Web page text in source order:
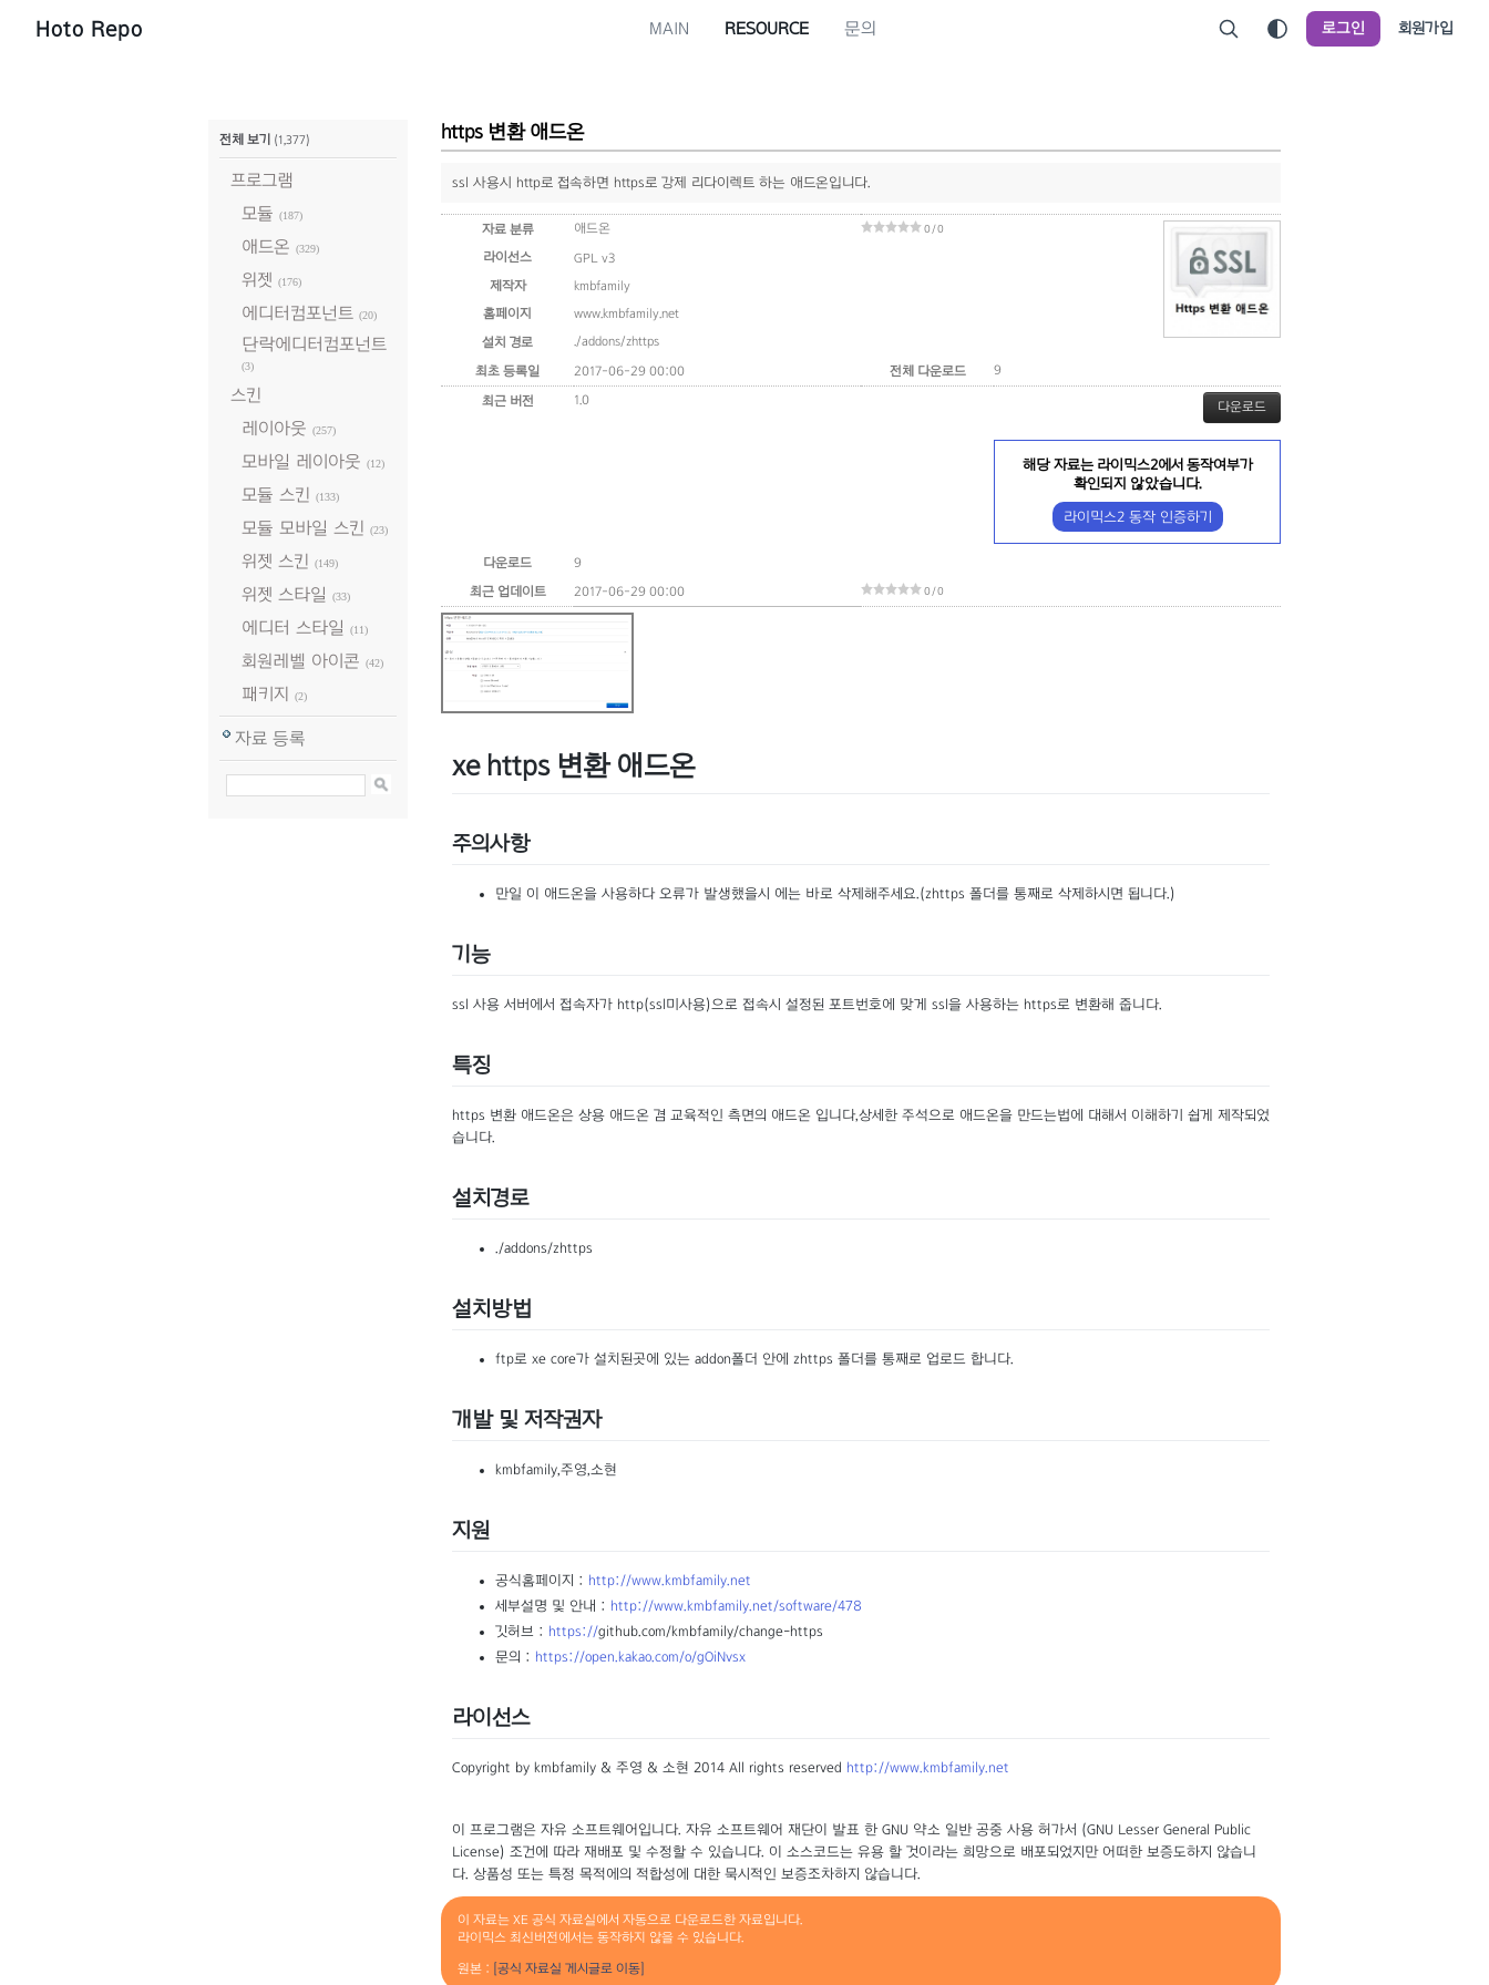
Hoto Repo MAIN RESOURCE 문의 로그인 회원가입
전체 보기 (1,377)
프로그램
모듈 (187)
애드온 (329)
위젯 (176)
에디터컴포넌트 (20)
단락에디터컴포넌트
(3)
스킨
레이아웃 (257)
모바일 레이아웃 (12)
모듈 스킨 (133)
모듈 모바일 스킨 (23)
위젯 스킨 (149)
위젯 스타일 (33)
에디터 스타일 (11)
회원레벨 아이콘 (42)
패키지 (2)
자료 등록
https 변환 애드온
ssl 사용시 http로 접속하면 https로 강제 리다이렉트 하는 애드온입니다.
자료 분류 애드온 0 / 0
라이선스
GPL v3
제작자
kmbfamily
홈페이지
www.kmbfamily.net
설치 경로
./addons/zhttps
최초 등록일
2017-06-29 00:00 전체 다운로드
9
최근 버전
1.0 다운로드
해당 자료는 라이믹스2에서 동작여부가
확인되지 않았습니다.
라이믹스2 동작 인증하기
다운로드
9
최근 업데이트
2017-06-29 00:00 0 / 0
xe https 변환 애드온
주의사항
만일 이 애드온을 사용하다 오류가 발생했을시 에는 바로 삭제해주세요.(zhttps 폴더를 통째로 삭제하시면 됩니다.)
기능
ssl 사용 서버에서 접속자가 http(ssl미사용)으로 접속시 설정된 포트번호에 맞게 ssl을 사용하는 https로 변환해 줍니다.
특징
https 변환 애드온은 상용 애드온 겸 교육적인 측면의 애드온 입니다,상세한 주석으로 애드온을 만드는법에 대해서 이해하기 쉽게 제작되었
습니다.
설치경로
./addons/zhttps
설치방법
ftp로 xe core가 설치된곳에 있는 addon폴더 안에 zhttps 폴더를 통째로 업로드 합니다.
개발 및 저작권자
kmbfamily,주영,소현
지원
공식홈페이지 : http://www.kmbfamily.net
세부설명 및 안내 : http://www.kmbfamily.net/software/478
깃허브 : https://github.com/kmbfamily/change-https
문의 : https://open.kakao.com/o/gOiNvsx
라이선스
Copyright by kmbfamily & 주영 & 소현 2014 All rights reserved http://www.kmbfamily.net
이 프로그램은 자유 소프트웨어입니다. 자유 소프트웨어 재단이 발표 한 GNU 약소 일반 공중 사용 허가서 (GNU Lesser General Public
License) 조건에 따라 재배포 및 수정할 수 있습니다. 이 소스코드는 유용 할 것이라는 희망으로 배포되었지만 어떠한 보증도하지 않습니
다. 상품성 또는 특정 목적에의 적합성에 대한 묵시적인 보증조차하지 않습니다.
이 자료는 XE 공식 자료실에서 자동으로 다운로드한 자료입니다.
라이믹스 최신버전에서는 동작하지 않을 수 있습니다.
원본 : [공식 자료실 게시글로 이동]